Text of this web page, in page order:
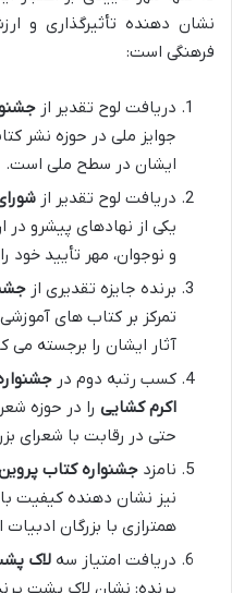
نشان دهنده تأثیرگذاری و
فرهنگی است:
دریافت لوح تقدیر از
جوایز ملی در حوزه نشر
ایشان در سطح ملی است.
دریافت لوح تقدیر از
یکی از نهادهای پیشرو در
و نوجوان، مهر تأیید خود را
برنده جایزه تقدیری از
تمرکز بر کتاب های
آثار ایشان را برجسته می
کسب رتبه دوم در
اکرم کشایی را در حوزه
حتی در رقابت با شعرای
نامزد جشنواره کتاب
نیز نشان دهنده کیفیت
همترازی با بزرگان
دریافت امتیاز سه لاک